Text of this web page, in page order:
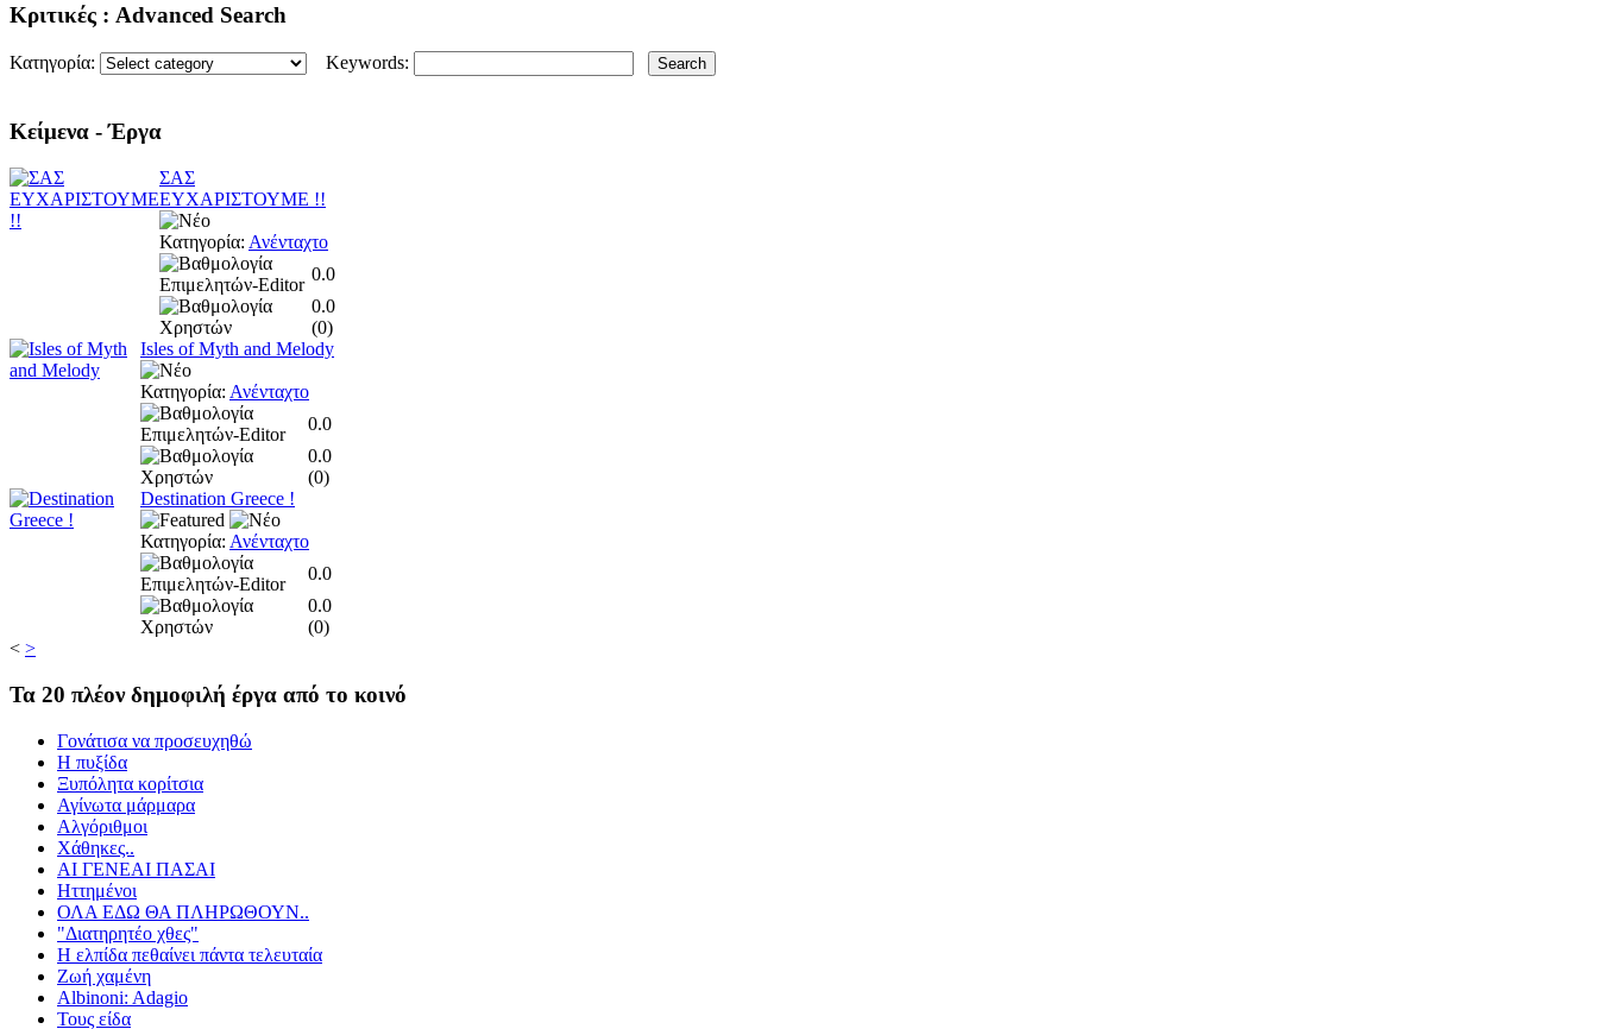
Κριτικές : Advanced Search
Κατηγορία: Keywords:
Κείμενα - Έργα
ΣΑΣ
ΕΥΧΑΡΙΣΤΟΥΜΕ !!
Κατηγορία: Ανένταχτο
0.0
0.0
(0)
Isles of Myth and Melody
Κατηγορία: Ανένταχτο
0.0
0.0
(0)
Destination Greece !
Κατηγορία: Ανένταχτο
0.0
0.0
(0)
< >
Τα 20 πλέον δημοφιλή έργα από το κοινό
Γονάτισα να προσευχηθώ
Η πυξίδα
Ξυπόλητα κορίτσια
Αγίνωτα μάρμαρα
Αλγόριθμοι
Χάθηκες..
ΑΙ ΓΕΝΕΑΙ ΠΑΣΑΙ
Ηττημένοι
ΟΛΑ ΕΔΩ ΘΑ ΠΛΗΡΩΘΟΥΝ..
"Διατηρητέο χθες"
Η ελπίδα πεθαίνει πάντα τελευταία
Ζωή χαμένη
Albinoni: Adagio
Τους είδα